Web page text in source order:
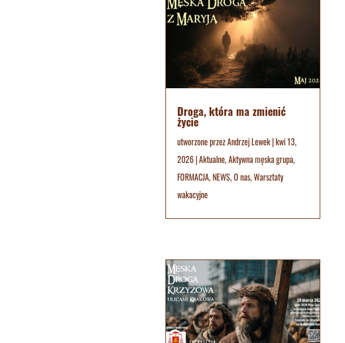
Droga, która ma zmienić
życie
utworzone przezAndrzej Lewek|kwi 13,
2026|Aktualne,Aktywna męska grupa,
FORMACJA,NEWS,O nas,Warsztaty
wakacyjne